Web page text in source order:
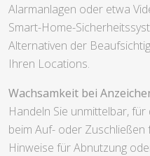
Alarmanlagen oder etwa
Smart-Home-
Alternativen der
Ihren Locations.
Wachsamkeit bei
Handeln Sie unmittelbar,
beim Auf- oder
Hinweise für Abnutzung